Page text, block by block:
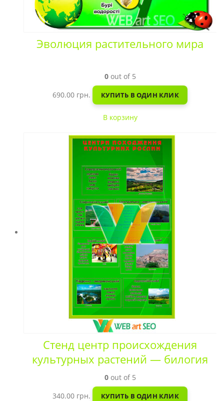
Эволюция растительного мира
0out of 5
690.00 грн. КУПИТЬ В ОДИН КЛИК
В корзину
Стенд центр происхождения
культурных растений — билогия
0out of 5
340.00 грн. КУПИТЬ В ОДИН КЛИК